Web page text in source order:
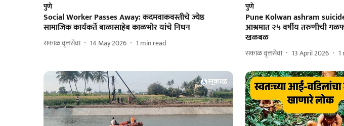
पुणे
Social Worker Passes Away: कदमवाकवस्तीचे ज्येष्ठ
सामाजिक कार्यकर्ते बाळासाहेब काळभोर यांचे निधन
सकाळ वृत्तसेवा 14 May 2026 1 min read
पुणे
Pune Kolwan ashram
आश्रमात २५ वर्षीय तरुणीची
खळबळ
सकाळ वृत्तसेवा 13 April 2026 1